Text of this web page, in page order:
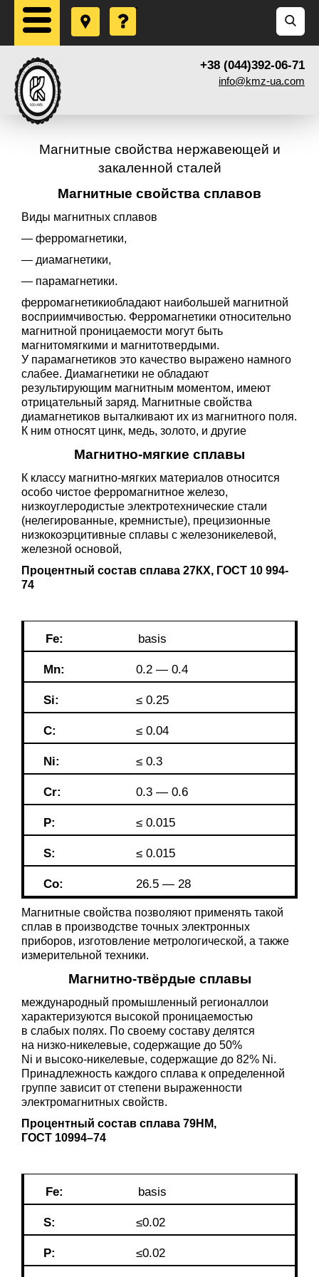
+38 (044)392-06-71
info@kmz-ua.com
Магнитные свойства нержавеющей и
закаленной сталей
Магнитные свойства сплавов
Виды магнитных сплавов
— ферромагнетики,
— диамагнетики,
— парамагнетики.
ферромагнетикиобладают наибольшей магнитной
восприимчивостью. Ферромагнетики относительно
магнитной проницаемости могут быть
магнитомягкими и магнитотвердыми.
У парамагнетиков это качество выражено намного
слабее. Диамагнетики не обладают
результирующим магнитным моментом, имеют
отрицательный заряд. Магнитные свойства
диамагнетиков выталкивают их из магнитного поля.
К ним относят цинк, медь, золото, и другие
Магнитно-мягкие сплавы
К классу магнитно-мягких материалов относится
особо чистое ферромагнитное железо,
низкоуглеродистые электротехнические стали
(нелегированные, кремнистые), прецизионные
низкокоэрцитивные сплавы с железоникелевой,
железной основой,
Процентный состав сплава 27КХ, ГОСТ 10 994-
74
Fe: basis
Mn: 0.2 — 0.4
Si: ≤ 0.25
C: ≤ 0.04
Ni: ≤ 0.3
Cr: 0.3 — 0.6
P: ≤ 0.015
S: ≤ 0.015
Co: 26.5 — 28
Магнитные свойства позволяют применять такой
сплав в производстве точных электронных
приборов, изготовление метрологической, а также
измерительной техники.
Магнитно-твёрдые сплавы
международный промышленный регионаллои
характеризуются высокой проницаемостью
в слабых полях. По своему составу делятся
на низко-никелевые, содержащие до 50%
Ni и высоко-никелевые, содержащие до 82% Ni.
Принадлежность каждого сплава к определенной
группе зависит от степени выраженности
электромагнитных свойств.
Процентный состав сплава 79НМ,
ГОСТ 10994–74
Fe: basis
S: ≤0.02
P: ≤0.02